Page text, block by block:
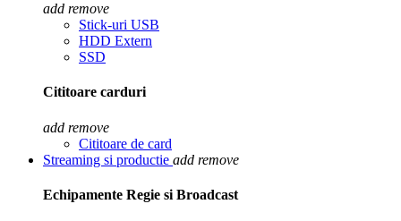
add remove
Stick-uri USB
HDD Extern
SSD
Cititoare carduri
add remove
Cititoare de card
Streaming si productie add remove
Echipamente Regie si Broadcast